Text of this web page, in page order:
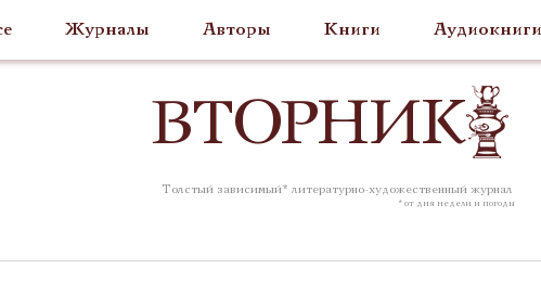
Журналы Авторы Книги Аудиокниги
ВТОРНИК
Толстый зависимый* литературно-художественный журнал
* от дня недели и погоды